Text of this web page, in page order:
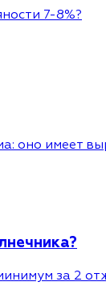
7-8%?
оно имеет
за 2